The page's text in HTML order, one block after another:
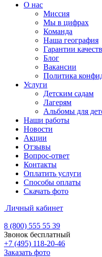
О нас
Миссия
Мы в цифрах
Команда
Наша география
Гарантии
Блог
Вакансии
Политика
Услуги
Детским садам
Лагерям
Альбомы для
Наши работы
Новости
Акции
Отзывы
Вопрос-ответ
Контакты
Оплатить услуги
Способы оплаты
Скачать фото
Личный кабинет
8 (800) 555 55 39
Звонок бесплатный
+7 (495) 118-20-46
Заказать фото